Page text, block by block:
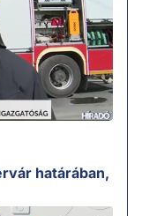
határában,